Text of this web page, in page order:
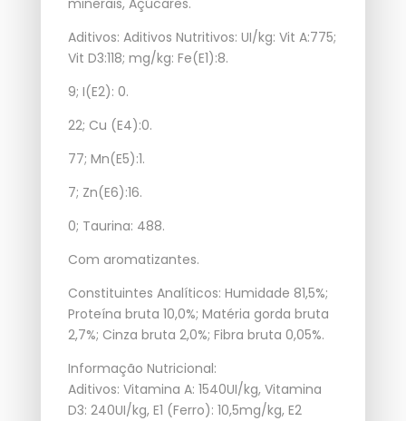
minerais, Açúcares.
Aditivos: Aditivos Nutritivos: UI/kg: Vit A:775;
Vit D3:118; mg/kg: Fe(E1):8.
9; I(E2): 0.
22; Cu (E4):0.
77; Mn(E5):1.
7; Zn(E6):16.
0; Taurina: 488.
Com aromatizantes.
Constituintes Analíticos: Humidade 81,5%;
Proteína bruta 10,0%; Matéria gorda bruta
2,7%; Cinza bruta 2,0%; Fibra bruta 0,05%.
Informação Nutricional:
Aditivos: Vitamina A: 1540UI/kg, Vitamina
D3: 240UI/kg, E1 (Ferro): 10,5mg/kg, E2